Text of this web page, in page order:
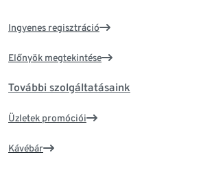
Ingyenes regisztráció
Előnyök megtekintése
További szolgáltatásaink
Üzletek promóciói
Kávébár